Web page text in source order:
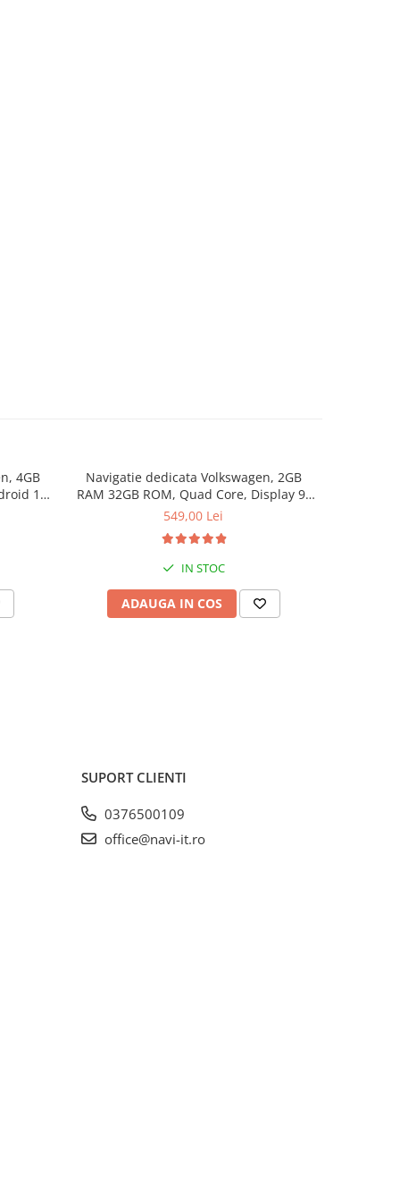
4GB
14,
Auto,
Navigatie dedicata Volkswagen, 2GB
RAM 32GB ROM, Quad Core, Display 9"
IPS Full HD, Carplay&Android Auto,
549,00 Lei
IN STOC
ADAUGA IN COS
SUPORT CLIENTI
0376500109
office@navi-it.ro